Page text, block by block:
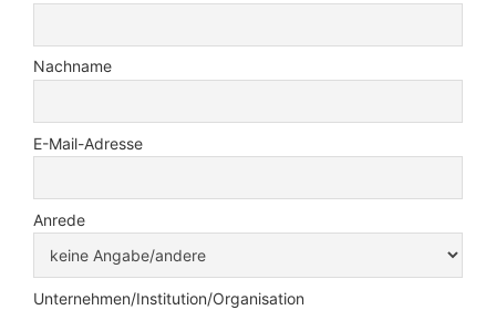
Nachname
E-Mail-Adresse
Anrede
Unternehmen/Institution/Organisation